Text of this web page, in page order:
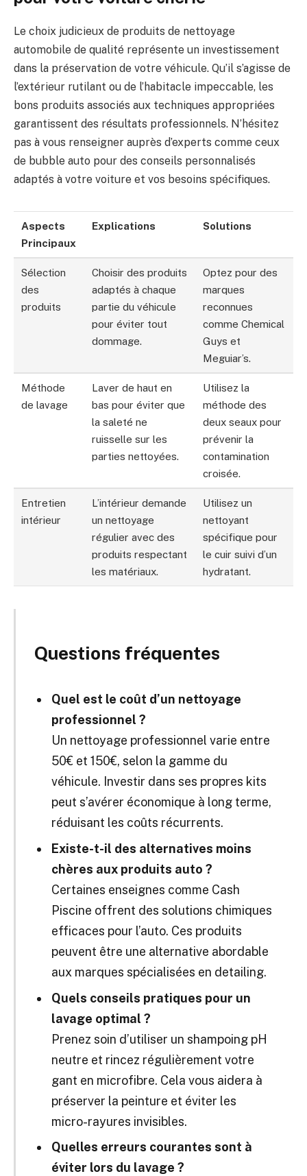
Le choix judicieux de produits de nettoyage
automobile de qualité représente un investissement
dans la préservation de votre véhicule. Qu’il s’agisse de
l’extérieur rutilant ou de l’habitacle impeccable, les
bons produits associés aux techniques appropriées
garantissent des résultats professionnels. N’hésitez
pas à vous renseigner auprès d’experts comme ceux
de bubble auto pour des conseils personnalisés
adaptés à votre voiture et vos besoins spécifiques.
Aspects
Principaux
Explications Solutions
Sélection
des
produits
Choisir des produits
adaptés à chaque
partie du véhicule
pour éviter tout
dommage.
Optez pour des
marques
reconnues
comme Chemical
Guys et
Meguiar’s.
Méthode
de lavage
Laver de haut en
bas pour éviter que
la saleté ne
ruisselle sur les
parties nettoyées.
Utilisez la
méthode des
deux seaux pour
prévenir la
contamination
croisée.
Entretien
intérieur
L’intérieur demande
un nettoyage
régulier avec des
produits respectant
les matériaux.
Utilisez un
nettoyant
spécifique pour
le cuir suivi d’un
hydratant.
Questions fréquentes
Quel est le coût d’un nettoyage
professionnel ?
Un nettoyage professionnel varie entre
50€ et 150€, selon la gamme du
véhicule. Investir dans ses propres kits
peut s’avérer économique à long terme,
réduisant les coûts récurrents.
Existe-t-il des alternatives moins
chères aux produits auto ?
Certaines enseignes comme Cash
Piscine offrent des solutions chimiques
efficaces pour l’auto. Ces produits
peuvent être une alternative abordable
aux marques spécialisées en detailing.
Quels conseils pratiques pour un
lavage optimal ?
Prenez soin d’utiliser un shampoing pH
neutre et rincez régulièrement votre
gant en microfibre. Cela vous aidera à
préserver la peinture et éviter les
micro-rayures invisibles.
Quelles erreurs courantes sont à
éviter lors du lavage ?